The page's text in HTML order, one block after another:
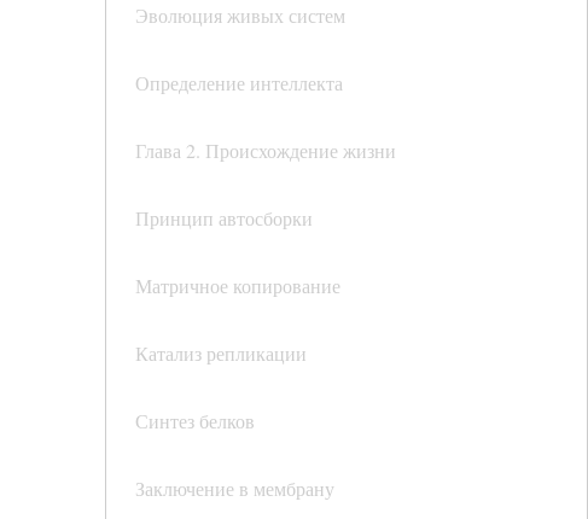
Эволюция живых систем
Определение интеллекта
Глава 2. Происхождение жизни
Принцип автосборки
Матричное копирование
Катализ репликации
Синтез белков
Заключение в мембрану